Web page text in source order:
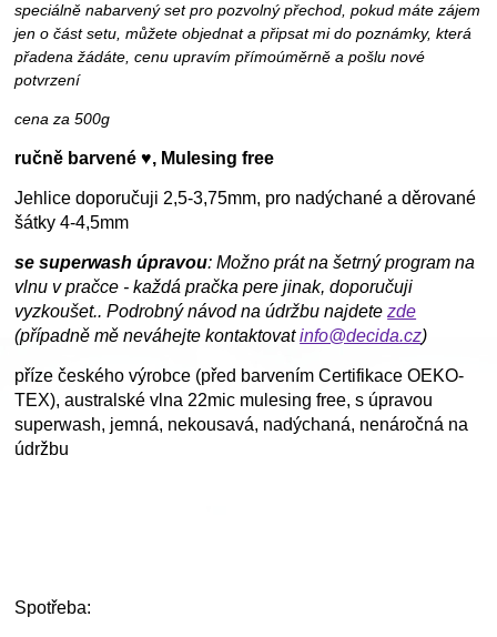
speciálně nabarvený set pro pozvolný přechod, pokud máte zájem
jen o část setu, můžete objednat a připsat mi do poznámky, která
přadena žádáte, cenu upravím přímoúměrně a pošlu nové
potvrzení
cena za 500g
ručně barvené ♥, Mulesing free
Jehlice doporučuji 2,5-3,75mm, pro nadýchané a děrované
šátky 4-4,5mm
se superwash úpravou: Možno prát na šetrný program na
vlnu v pračce - každá pračka pere jinak, doporučuji
vyzkoušet.. Podrobný návod na údržbu najdetezde
(případně mě neváhejte kontaktovatinfo@decida.cz)
příze českého výrobce (před barvením Certifikace OEKO-
TEX), australské vlna 22mic mulesing free, s úpravou
superwash, jemná, nekousavá, nadýchaná, nenáročná na
údržbu
Spotřeba: